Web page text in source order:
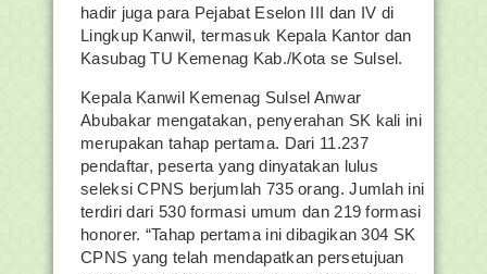
hadir juga para Pejabat Eselon III dan IV di
Lingkup Kanwil, termasuk Kepala Kantor dan
Kasubag TU Kemenag Kab./Kota se Sulsel.
Kepala Kanwil Kemenag Sulsel Anwar
Abubakar mengatakan, penyerahan SK kali ini
merupakan tahap pertama. Dari 11.237
pendaftar, peserta yang dinyatakan lulus
seleksi CPNS berjumlah 735 orang. Jumlah ini
terdiri dari 530 formasi umum dan 219 formasi
honorer. “Tahap pertama ini dibagikan 304 SK
CPNS yang telah mendapatkan persetujuan